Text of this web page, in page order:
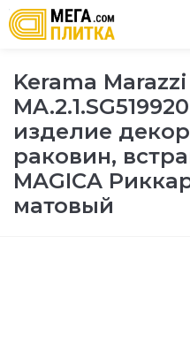
Kerama Marazzi
изделие
раковин,
MAGICA
матовый